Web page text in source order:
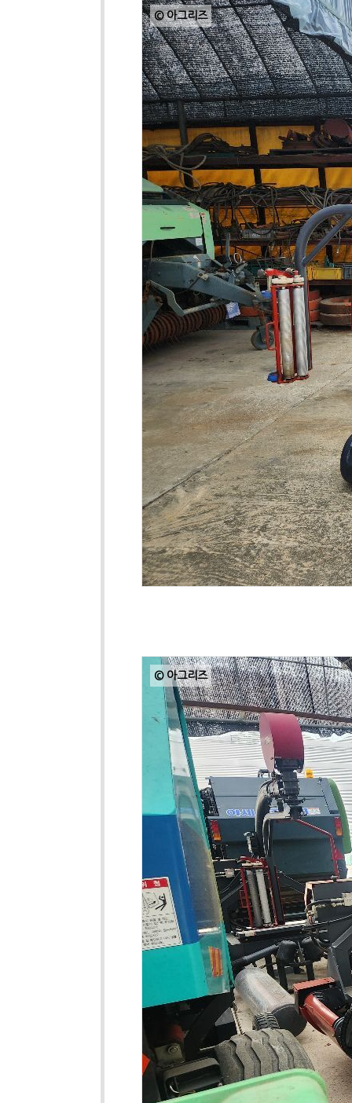
© 아그리즈
© 아그리즈